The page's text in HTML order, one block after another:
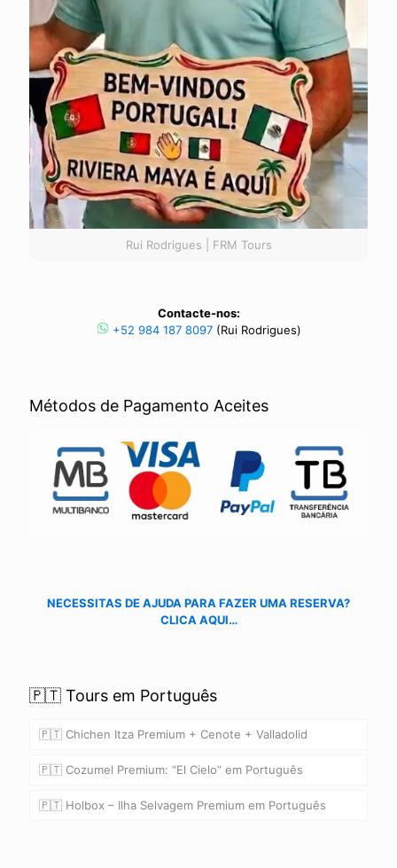
Rui Rodrigues | FRM Tours
Contacte-nos:
+52 984 187 8097(Rui Rodrigues)
Métodos de Pagamento Aceites
NECESSITAS DE AJUDA PARA FAZER UMA RESERVA?
CLICA AQUI…
🇵🇹 Tours em Português
🇵🇹 Chichen Itza Premium + Cenote + Valladolid
🇵🇹 Cozumel Premium: “El Cielo” em Português
🇵🇹 Holbox – Ilha Selvagem Premium em Português